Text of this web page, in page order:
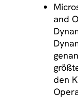
and
den